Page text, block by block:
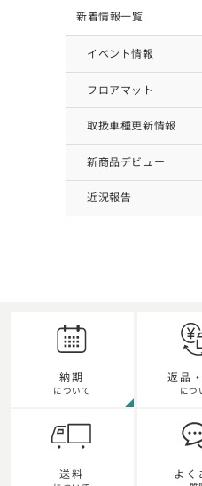
新着情報一覧
イベント情報
フロアマット
取扱車種更新情報
新商品デビュー
近況報告
納期
について
返品
につ
送料 よく